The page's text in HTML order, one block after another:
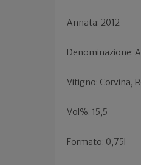
Annata: 2012
Denominazione:
Vitigno: Corvina,
Vol%: 15,5
Formato: 0,75l